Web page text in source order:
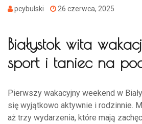
pcybulski 26 czerwca, 2025
Białystok wita
sport i taniec na
Pierwszy wakacyjny weekend w
się wyjątkowo aktywnie i rodzinnie.
aż trzy wydarzenia, które mają